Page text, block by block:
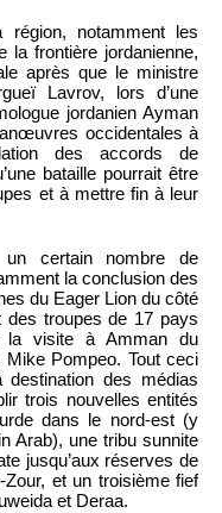
notamment les
la frontière jordanienne,
après que le ministre
Lavrov, lors d’une
jordanien Ayman
occidentales à
des accords de
bataille pourrait être
et à mettre fin à leur
certain nombre de
la conclusion des
du Eager Lion du côté
des troupes de 17 pays
la visite à Amman du
Mike Pompeo. Tout ceci
des médias
trois nouvelles entités
dans le nord-est (y
Arab), une tribu sunnite
jusqu’aux réserves de
et un troisième fief
et Deraa.